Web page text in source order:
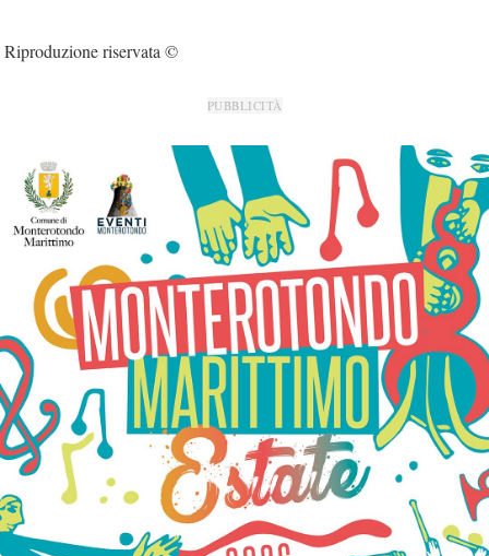
Riproduzione riservata ©
PUBBLICITÀ